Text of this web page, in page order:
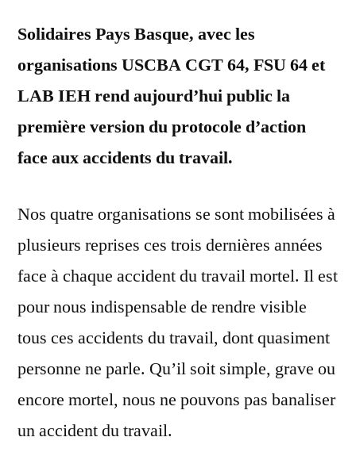
Solidaires Pays Basque, avec les
organisations USCBA CGT 64, FSU 64 et
LAB IEH rend aujourd’hui public la
première version du protocole d’action
face aux accidents du travail.
Nos quatre organisations se sont mobilisées à
plusieurs reprises ces trois dernières années
face à chaque accident du travail mortel. Il est
pour nous indispensable de rendre visible
tous ces accidents du travail, dont quasiment
personne ne parle. Qu’il soit simple, grave ou
encore mortel, nous ne pouvons pas banaliser
un accident du travail.